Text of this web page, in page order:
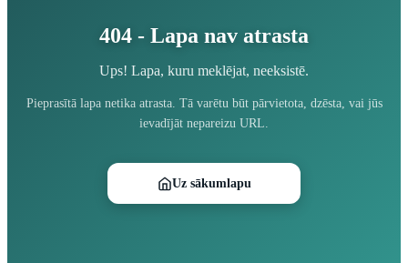
404 - Lapa nav atrasta
Ups! Lapa, kuru meklējat, neeksistē.
Pieprasītā lapa netika atrasta. Tā varētu būt pārvietota, dzēsta, vai jūs
ievadījāt nepareizu URL.
Uz sākumlapu